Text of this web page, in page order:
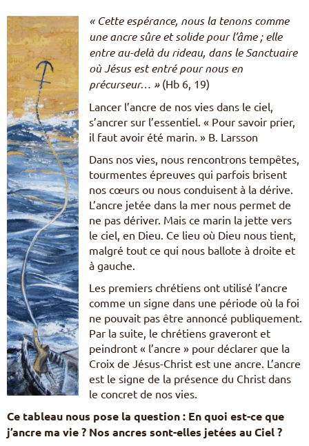
Pèlerinages
S’engager – missions
Nourrir sa vie spirituelle
Du temps pour Dieu
FR
EN
DE
IT
PT
ES
HU
« Cette espérance, nous la tenons comme
une ancre sûre et solide pour l’âme ; elle
entre au-delà du rideau, dans le Sanctuaire
où Jésus est entré pour nous en
précurseur… »(Hb 6, 19)
Lancer l’ancre de nos vies dans le ciel,
s’ancrer sur l’essentiel. « Pour savoir prier,
il faut avoir été marin. » B. Larsson
Dans nos vies, nous rencontrons tempêtes,
tourmentes épreuves qui parfois brisent
nos cœurs ou nous conduisent à la dérive.
L’ancre jetée dans la mer nous permet de
ne pas dériver. Mais ce marin la jette vers
le ciel, en Dieu. Ce lieu où Dieu nous tient,
malgré tout ce qui nous ballote à droite et
à gauche.
Les premiers chrétiens ont utilisé l’ancre
comme un signe dans une période où la foi
ne pouvait pas être annoncé publiquement.
Par la suite, le chrétiens graveront et
peindront « l’ancre » pour déclarer que la
Croix de Jésus-Christ est une ancre. L’ancre
est le signe de la présence du Christ dans
le concret de nos vies.
Ce tableau nous pose la question : En quoi est-ce que
j’ancre ma vie ? Nos ancres sont-elles jetées au Ciel ?